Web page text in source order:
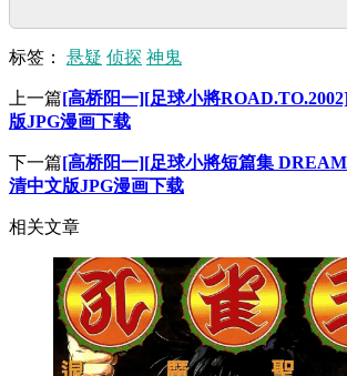
标签： 悬疑 侦探 神鬼
上一篇[高桥阳一][足球小將
版JPG漫画下载
下一篇[高桥阳一][足球小將短篇集
清中文版JPG漫画下载
相关文章